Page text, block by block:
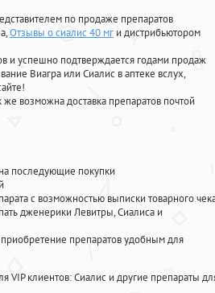
по продаже препаратов
,Отзывы о сиалис 40 мг и дистрибьютором
и успешно подтверждается годами продаж
Виагра или Сиалис в аптеке вслух,
возможна доставка препаратов почтой
последующие покупки
с возможностью выписки товарного
дженерики Левитры, Сиалиса и
препаратов удобным для
VIP клиентов: Сиалис и другие препараты